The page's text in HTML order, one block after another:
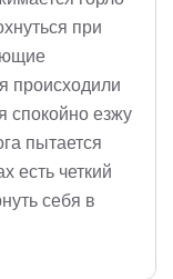
при
происходили
спокойно езжу
пытается
есть четкий
себя в